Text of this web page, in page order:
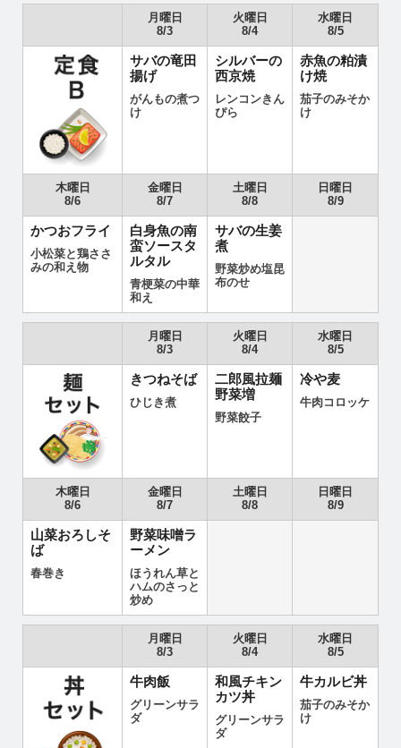
月曜日
8/3
火曜日
8/4
水曜日
8/5
サバの竜田
揚げ
がんもの煮つ
け
シルバーの
西京焼
レンコンきん
ぴら
赤魚の粕漬
け焼
茄子のみそか
け
木曜日
8/6
金曜日
8/7
土曜日
8/8
日曜日
8/9
かつおフライ
小松菜と鶏ささ
みの和え物
白身魚の南
蛮ソースタ
ルタル
青梗菜の中華
和え
サバの生姜
煮
野菜炒め塩昆
布のせ
月曜日
8/3
火曜日
8/4
水曜日
8/5
きつねそば
ひじき煮
二郎風拉麺
野菜増
野菜餃子
冷や麦
牛肉コロッケ
木曜日
8/6
金曜日
8/7
土曜日
8/8
日曜日
8/9
山菜おろしそ
ば
春巻き
野菜味噌ラ
ーメン
ほうれん草と
ハムのさっと
炒め
月曜日
8/3
火曜日
8/4
水曜日
8/5
牛肉飯
グリーンサラ
ダ
和風チキン
カツ丼
グリーンサラ
ダ
牛カルビ丼
茄子のみそか
け